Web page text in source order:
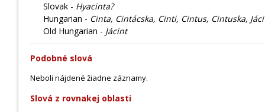
Slovak - Hyacinta?
Hungarian - Cinta, Cintácska, Cinti, Cintus, Cintuska, Jáci
Old Hungarian - Jácint
Podobné slová
Neboli nájdené žiadne záznamy.
Slová z rovnakej oblasti